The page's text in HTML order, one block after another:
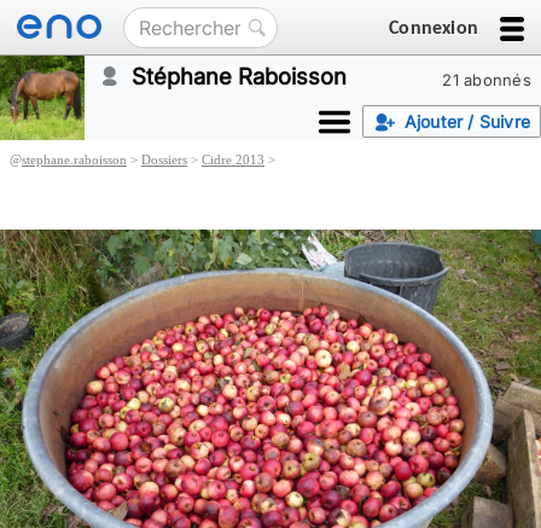
Connexion
21 abonnés
Stéphane Raboisson
Ajouter / Suivre
@stephane.raboisson > Dossiers > Cidre 2013 >